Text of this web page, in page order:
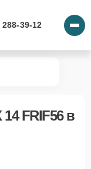
288-39-12
FRIF56в